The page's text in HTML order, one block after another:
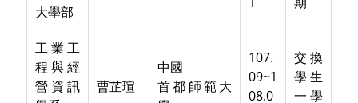
大學部
工業工
程與經
營資訊
曹芷瑄
中國
首都師範大
107.
09~1
08.0
交換
學生
一學